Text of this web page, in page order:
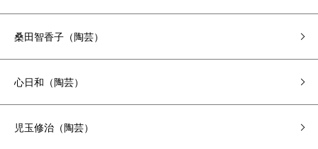
桑田智香子（陶芸）
心日和（陶芸）
児玉修治（陶芸）